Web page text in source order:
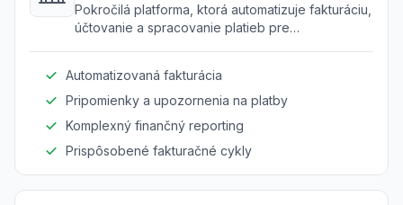
Pokročilá platforma, ktorá automatizuje fakturáciu,
účtovanie a spracovanie platieb pre
Automatizovaná fakturácia
Pripomienky a upozornenia na platby
Komplexný finančný reporting
Prispôsobené fakturačné cykly